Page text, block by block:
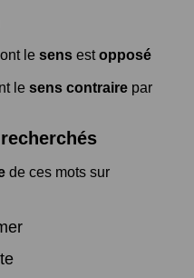
le sens estopposé
le sens contraire par
de ces mots sur